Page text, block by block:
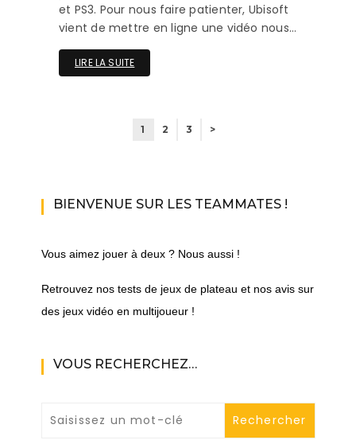
et PS3. Pour nous faire patienter, Ubisoft
vient de mettre en ligne une vidéo nous…
LIRE LA SUITE
1 2 3 >
BIENVENUE SUR LES TEAMMATES !
Vous aimez jouer à deux ? Nous aussi !
Retrouvez nos tests de jeux de plateau et nos avis sur
des jeux vidéo en multijoueur !
VOUS RECHERCHEZ…